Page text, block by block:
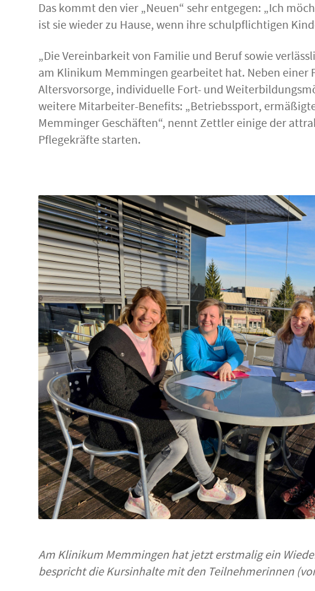
Das kommt den vier „Neuen“ sehr entgegen: „Ich
ist sie wieder zu Hause, wenn ihre schulpflichtigen
„Die Vereinbarkeit von Familie und Beruf sowie
am Klinikum Memmingen gearbeitet hat. Neben
Altersvorsorge, individuelle Fort- und
weitere Mitarbeiter-Benefits: „Betriebssport,
Memminger Geschäften“, nennt Zettler einige der
Pflegekräfte starten.
Am Klinikum Memmingen hat jetzt erstmalig ein
bespricht die Kursinhalte mit den Teilnehmerinnen